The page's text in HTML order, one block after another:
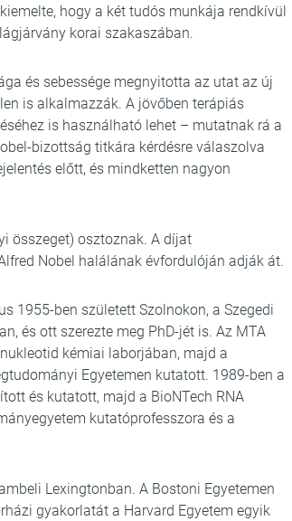
hogy a két tudós munkája rendkívül
korai szakaszában.
és sebessége megnyitotta az utat az új
is alkalmazzák. A jövőben terápiás
is használható lehet – mutatnak rá a
bizottság titkára kérdésre válaszolva
előtt, és mindketten nagyon
összeget) osztoznak. A díjat
Nobel halálának évfordulóján adják át.
1955-ben született Szolnokon, a Szegedi
és ott szerezte meg PhD-jét is. Az MTA
kémiai laborjában, majd a
Egyetemen kutatott. 1989-ben a
és kutatott, majd a BioNTech RNA
kutatóprofesszora és a
Lexingtonban. A Bostoni Egyetemen
gyakorlatát a Harvard Egyetem egyik